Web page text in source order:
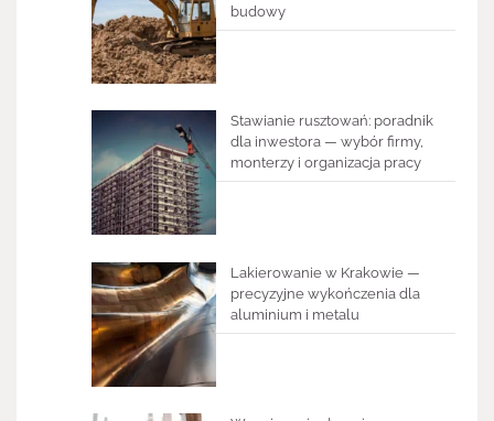
budowy
Stawianie rusztowań: poradnik
dla inwestora — wybór firmy,
monterzy i organizacja pracy
Lakierowanie w Krakowie —
precyzyjne wykończenia dla
aluminium i metalu